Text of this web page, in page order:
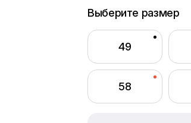
Выберите размер
49
58